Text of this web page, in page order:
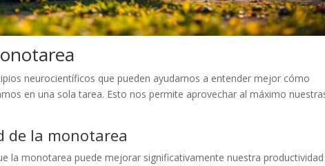
neurocientíficos que pueden ayudarnos a entender mejor cómo
en una sola tarea. Esto nos permite aprovechar al máximo
de la monotarea
la monotarea puede mejorar significativamente nuestra